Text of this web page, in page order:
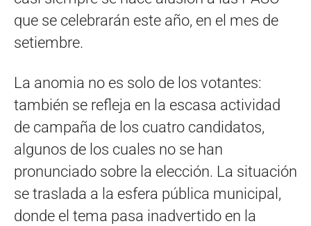
que se celebrarán este año, en el mes de
setiembre.
La anomia no es solo de los votantes:
también se refleja en la escasa actividad
de campaña de los cuatro candidatos,
algunos de los cuales no se han
pronunciado sobre la elección. La situación
se traslada a la esfera pública municipal,
donde el tema pasa inadvertido en la